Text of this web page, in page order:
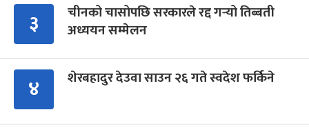
३
चीनको चासोपछि सरकारले रद्द गर्‍यो तिब्बती
अध्ययन सम्मेलन
४ शेरबहादुर देउवा साउन २६ गते स्वदेश फर्किने